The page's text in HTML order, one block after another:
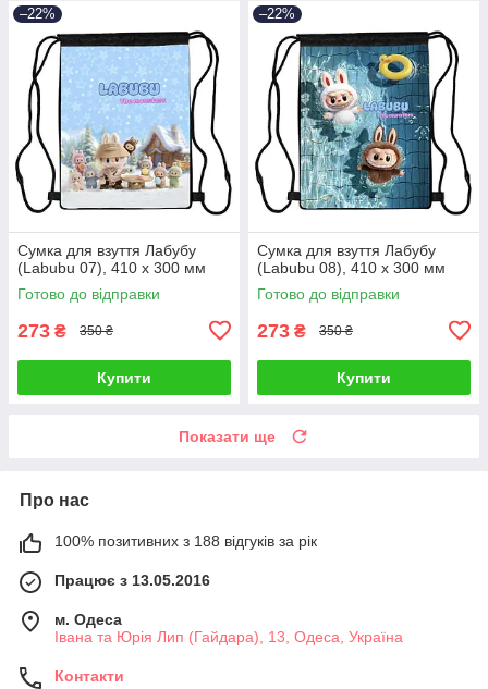
–22%
Сумка для взуття Лабубу
(Labubu 07), 410 х 300 мм
Готово до відправки
273 ₴ 350 ₴
Купити
–22%
Сумка для взуття Лабубу
(Labubu 08), 410 х 300 мм
Готово до відправки
273 ₴ 350 ₴
Купити
Показати ще
Про нас
100% позитивних з 188 відгуків за рік
Працює з 13.05.2016
м. Одеса
Івана та Юрія Лип (Гайдара), 13, Одеса, Україна
Контакти